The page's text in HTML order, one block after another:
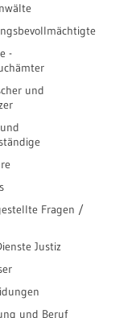
-
und
Fragen /
Justiz
und Beruf